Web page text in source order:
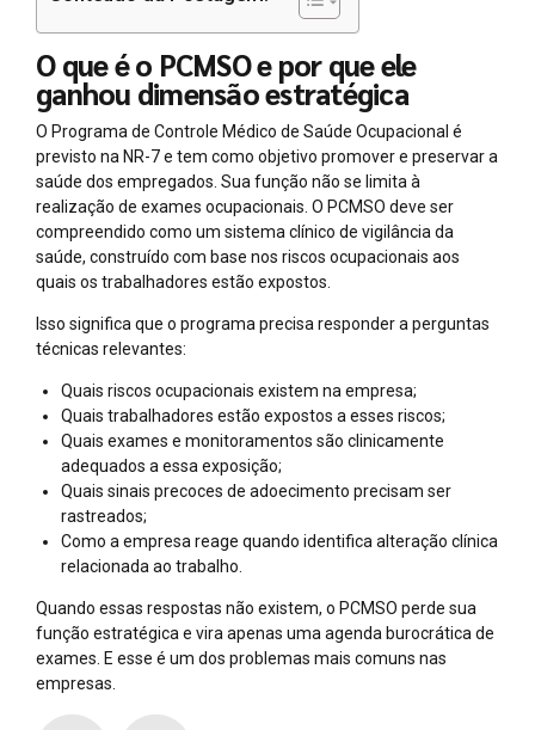
O que é o PCMSO e por que ele
ganhou dimensão estratégica
O Programa de Controle Médico de Saúde Ocupacional é
previsto na NR-7 e tem como objetivo promover e preservar a
saúde dos empregados. Sua função não se limita à
realização de exames ocupacionais. O PCMSO deve ser
compreendido como um sistema clínico de vigilância da
saúde, construído com base nos riscos ocupacionais aos
quais os trabalhadores estão expostos.
Isso significa que o programa precisa responder a perguntas
técnicas relevantes:
Quais riscos ocupacionais existem na empresa;
Quais trabalhadores estão expostos a esses riscos;
Quais exames e monitoramentos são clinicamente
adequados a essa exposição;
Quais sinais precoces de adoecimento precisam ser
rastreados;
Como a empresa reage quando identifica alteração clínica
relacionada ao trabalho.
Quando essas respostas não existem, o PCMSO perde sua
função estratégica e vira apenas uma agenda burocrática de
exames. E esse é um dos problemas mais comuns nas
empresas.